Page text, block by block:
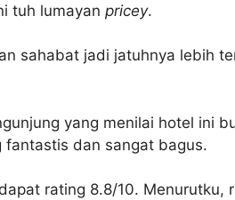
tuh lumayan pricey.
sahabat jadi jatuhnya lebih
yang menilai hotel ini
fantastis dan sangat bagus.
rating 8.8/10. Menurutku,